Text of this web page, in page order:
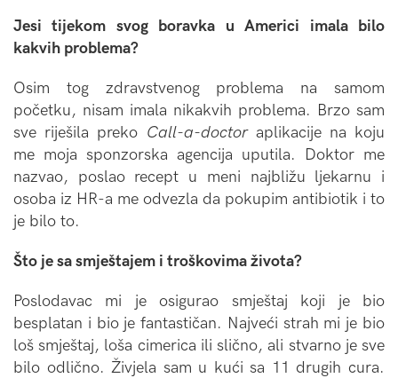
Jesi tijekom svog boravka u Americi imala bilo
kakvih problema?
Osim tog zdravstvenog problema na samom
početku, nisam imala nikakvih problema. Brzo sam
sve riješila preko Call-a-doctor aplikacije na koju
me moja sponzorska agencija uputila. Doktor me
nazvao, poslao recept u meni najbližu ljekarnu i
osoba iz HR-a me odvezla da pokupim antibiotik i to
je bilo to.
Što je sa smještajem i troškovima života?
Poslodavac mi je osigurao smještaj koji je bio
besplatan i bio je fantastičan. Najveći strah mi je bio
loš smještaj, loša cimerica ili slično, ali stvarno je sve
bilo odlično. Živjela sam u kući sa 11 drugih cura.